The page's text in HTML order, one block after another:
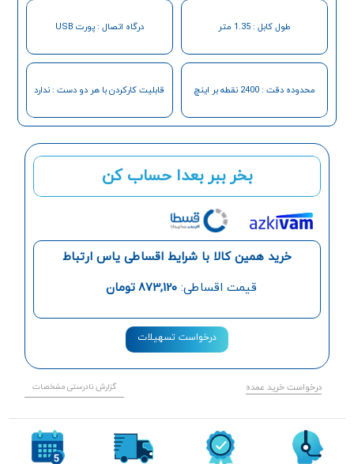
بخر ببر بعدا حساب کن
خرید همین کالا با شرایط اقساطی یاس ارتباط
قیمت اقساطی:873,120 تومان
درخواست تسهیلات
درخواست خرید عمده گزارش نادرستی مشخصات
طول کابل : 1.35 متر درگاه اتصال : پورت USB
محدوده دقت : 2400 نقطه بر اینچ قابلیت کارکردن با هر دو دست : ندارد